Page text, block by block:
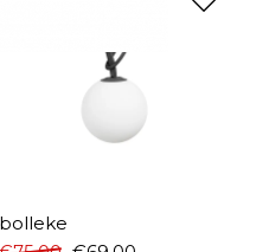
bolleke